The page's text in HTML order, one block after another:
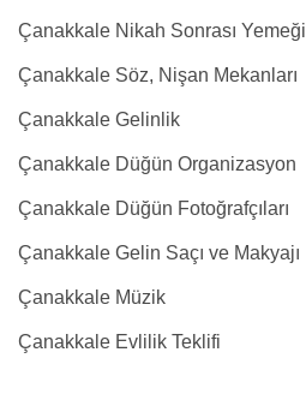
Çanakkale Nikah Sonrası Yemeği
Çanakkale Söz, Nişan Mekanları
Çanakkale Gelinlik
Çanakkale Düğün Organizasyon
Çanakkale Düğün Fotoğrafçıları
Çanakkale Gelin Saçı ve Makyajı
Çanakkale Müzik
Çanakkale Evlilik Teklifi